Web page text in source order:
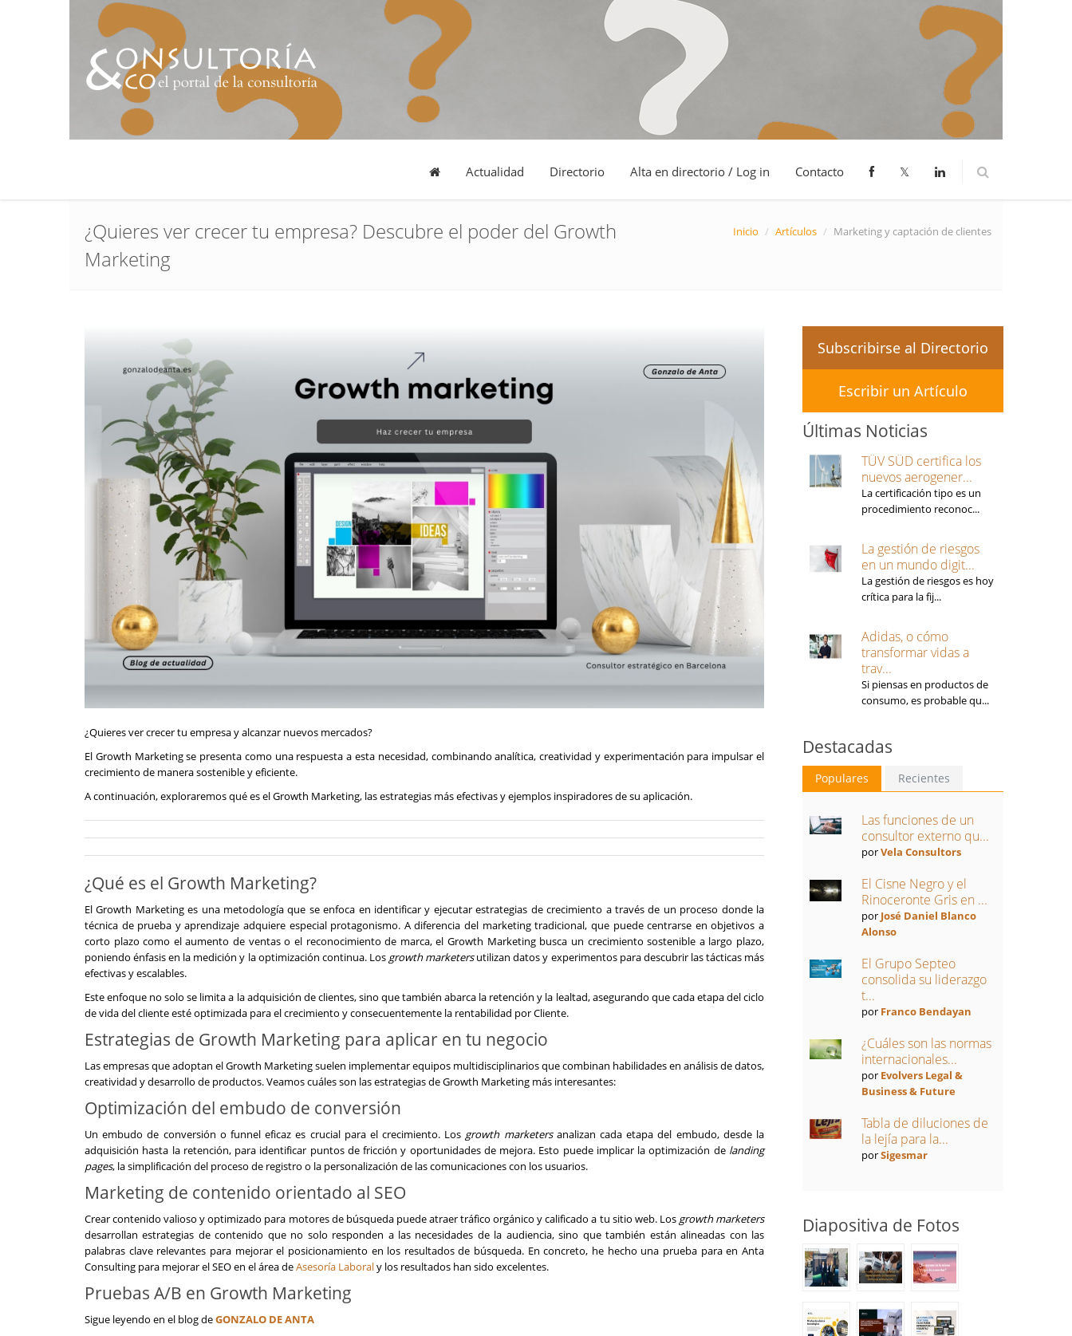
Actualidad Directorio Alta en directorio / Log in Contacto 𝕏
¿Quieres ver crecer tu empresa? Descubre el poder del Growth
Marketing
Inicio / Artículos / Marketing y captación de clientes
¿Quieres ver crecer tu empresa y alcanzar nuevos mercados?
El Growth Marketing se presenta como una respuesta a esta necesidad, combinando analítica, creatividad y experimentación para impulsar el
crecimiento de manera sostenible y eficiente.
A continuación, exploraremos qué es el Growth Marketing, las estrategias más efectivas y ejemplos inspiradores de su aplicación.
¿Qué es el Growth Marketing?
El Growth Marketing es una metodología que se enfoca en identificar y ejecutar estrategias de crecimiento a través de un proceso donde la
técnica de prueba y aprendizaje adquiere especial protagonismo. A diferencia del marketing tradicional, que puede centrarse en objetivos a
corto plazo como el aumento de ventas o el reconocimiento de marca, el Growth Marketing busca un crecimiento sostenible a largo plazo,
poniendo énfasis en la medición y la optimización continua. Los growth marketersutilizan datos y experimentos para descubrir las tácticas más
efectivas y escalables.
Este enfoque no solo se limita a la adquisición de clientes, sino que también abarca la retención y la lealtad, asegurando que cada etapa del ciclo
de vida del cliente esté optimizada para el crecimiento y consecuentemente la rentabilidad por Cliente.
Estrategias de Growth Marketing para aplicar en tu negocio
Las empresas que adoptan el Growth Marketing suelen implementar equipos multidisciplinarios que combinan habilidades en análisis de datos,
creatividad y desarrollo de productos. Veamos cuáles son las estrategias de Growth Marketing más interesantes:
Optimización del embudo de conversión
Un embudo de conversión o funnel eficaz es crucial para el crecimiento. Los growth marketersanalizan cada etapa del embudo, desde la
adquisición hasta la retención, para identificar puntos de fricción y oportunidades de mejora. Esto puede implicar la optimización de landing
pages, la simplificación del proceso de registro o la personalización de las comunicaciones con los usuarios.
Marketing de contenido orientado al SEO
Crear contenido valioso y optimizado para motores de búsqueda puede atraer tráfico orgánico y calificado a tu sitio web. Losgrowth marketers
desarrollan estrategias de contenido que no solo responden a las necesidades de la audiencia, sino que también están alineadas con las
palabras clave relevantes para mejorar el posicionamiento en los resultados de búsqueda. En concreto, he hecho una prueba para en Anta
Consulting para mejorar el SEO en el área deAsesoría Laboraly los resultados han sido excelentes.
Pruebas A/B en Growth Marketing
Sigue leyendo en el blog deGONZALO DE ANTA
Subscribirse al Directorio
Escribir un Artículo
Últimas Noticias
TÜV SÜD certifica los
nuevos aerogener...
La certificación tipo es un
procedimiento reconoc...
La gestión de riesgos
en un mundo digit...
La gestión de riesgos es hoy
crítica para la fij...
Adidas, o cómo
transformar vidas a
trav...
Si piensas en productos de
consumo, es probable qu...
Destacadas
Populares Recientes
Las funciones de un
consultor externo qu...
porVela Consultors
El Cisne Negro y el
Rinoceronte Gris en ...
por José Daniel Blanco
Alonso
El Grupo Septeo
consolida su liderazgo
t...
por Franco Bendayan
¿Cuáles son las normas
internacionales...
por Evolvers Legal &
Business & Future
Tabla de diluciones de
la lejía para la...
porSigesmar
Diapositiva de Fotos